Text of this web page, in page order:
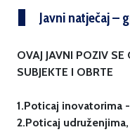
Javni natječaj –
OVAJ JAVNI POZIV
SUBJEKTE I OBRTE
1.Poticaj inovatorima
2.Poticaj